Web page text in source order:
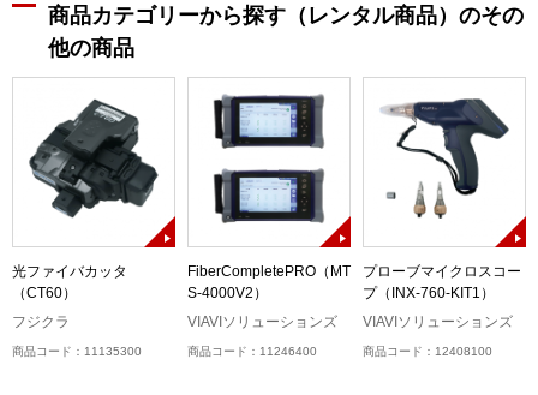
商品カテゴリーから探す（レンタル商品）のその
他の商品
光ファイバカッタ
（CT60）
フジクラ
商品コード：11135300
FiberCompletePRO（MT
S-4000V2）
VIAVIソリューションズ
商品コード：11246400
プローブマイクロスコー
プ（INX-760-KIT1）
VIAVIソリューションズ
商品コード：12408100